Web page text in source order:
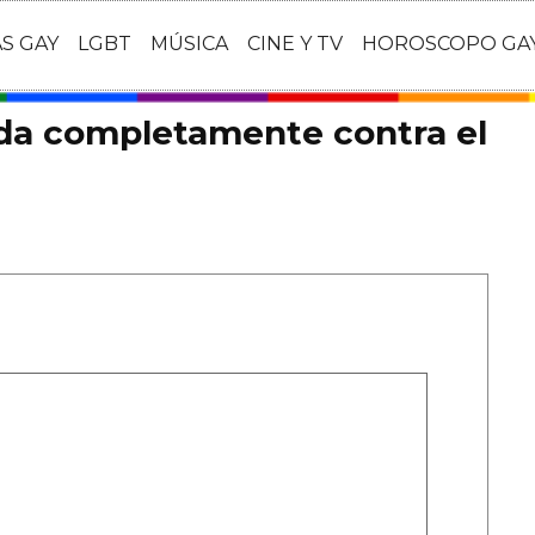
GAY LGBT MÚSICA CINE Y TV HOROSCOPO
completamente contra el